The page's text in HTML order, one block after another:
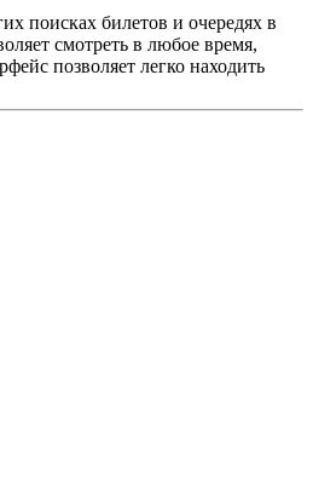
поисках билетов и очередях в
смотреть в любое время,
позволяет легко находить